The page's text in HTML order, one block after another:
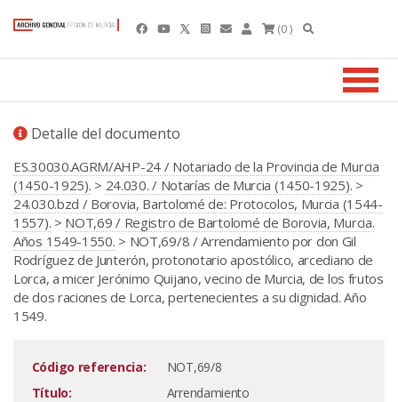
(0 )
Detalle del documento
ES.30030.AGRM/AHP-24 / Notariado de la Provincia de Murcia
(1450-1925). > 24.030. / Notarías de Murcia (1450-1925). >
24.030.bzd / Borovia, Bartolomé de: Protocolos, Murcia (1544-
1557). > NOT,69 / Registro de Bartolomé de Borovia, Murcia.
Años 1549-1550. > NOT,69/8 / Arrendamiento por don Gil
Rodríguez de Junterón, protonotario apostólico, arcediano de
Lorca, a micer Jerónimo Quijano, vecino de Murcia, de los frutos
de dos raciones de Lorca, pertenecientes a su dignidad. Año
1549.
Código referencia:
NOT,69/8
Título:
Arrendamiento